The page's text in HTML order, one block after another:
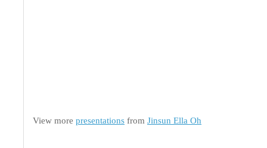
View more presentations from Jinsun Ella Oh